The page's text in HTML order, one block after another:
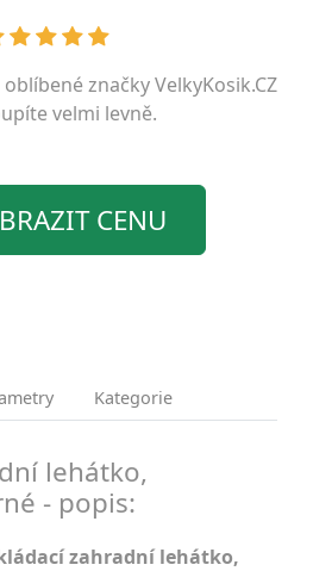
oblíbené značkyVelkyKosik.CZ
velmi levně.
CENU
Kategorie
lehátko,
- popis:
zahradní lehátko,